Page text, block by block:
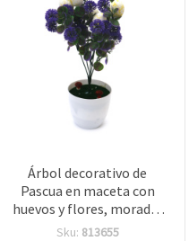
Árbol decorativo de
Pascua en maceta con
huevos y flores, morado,
350 x 95 mm
Sku: 813655